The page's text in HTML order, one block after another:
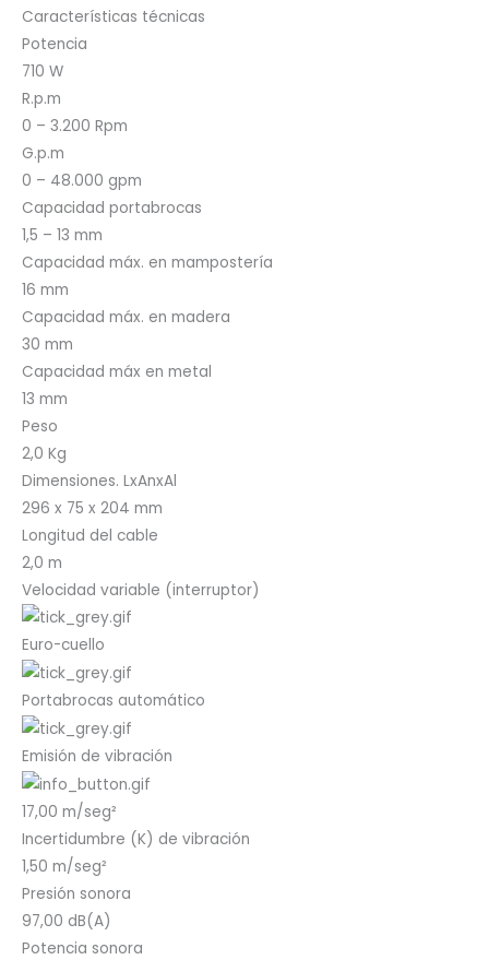
Características técnicas
Potencia
710 W
R.p.m
0 – 3.200 Rpm
G.p.m
0 – 48.000 gpm
Capacidad portabrocas
1,5 – 13 mm
Capacidad máx. en mampostería
16 mm
Capacidad máx. en madera
30 mm
Capacidad máx en metal
13 mm
Peso
2,0 Kg
Dimensiones. LxAnxAl
296 x 75 x 204 mm
Longitud del cable
2,0 m
Velocidad variable (interruptor)
Euro-cuello
Portabrocas automático
Emisión de vibración
17,00 m/seg²
Incertidumbre (K) de vibración
1,50 m/seg²
Presión sonora
97,00 dB(A)
Potencia sonora